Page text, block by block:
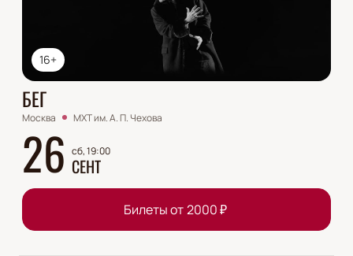
16+
БЕГ
Москва МХТ им. А. П. Чехова
26 сб, 19:00
СЕНТ
Билеты от 2000₽